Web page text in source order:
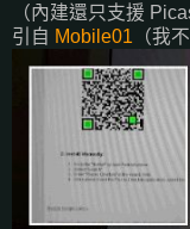
（內建還只支援
引自 Mobile01 （我